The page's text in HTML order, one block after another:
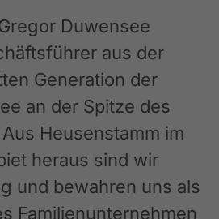
Duwensee
aus der
Generation der
an der Spitze des
Heusenstamm im
heraus sind wir
und bewahren uns als
Familienunternehmen